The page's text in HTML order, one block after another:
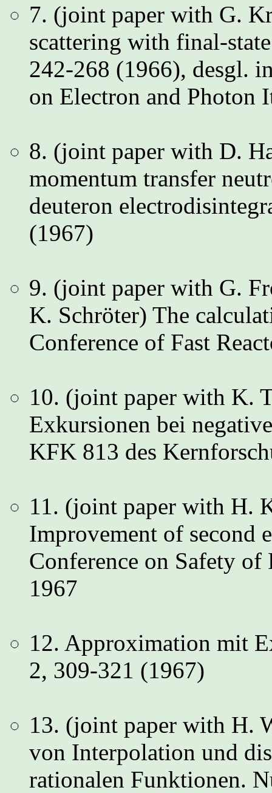
7. (joint paper with G.
scattering with final-
242-268 (1966), desgl.
on Electron and Photon
8. (joint paper with D.
momentum transfer
deuteron
(1967)
9. (joint paper with G.
K. Schröter) The
Conference of Fast
10. (joint paper with K.
Exkursionen bei
KFK 813 des
11. (joint paper with H.
Improvement of second
Conference on Safety of
1967
12. Approximation mit
2, 309-321 (1967)
13. (joint paper with H.
von Interpolation und
rationalen Funktionen.